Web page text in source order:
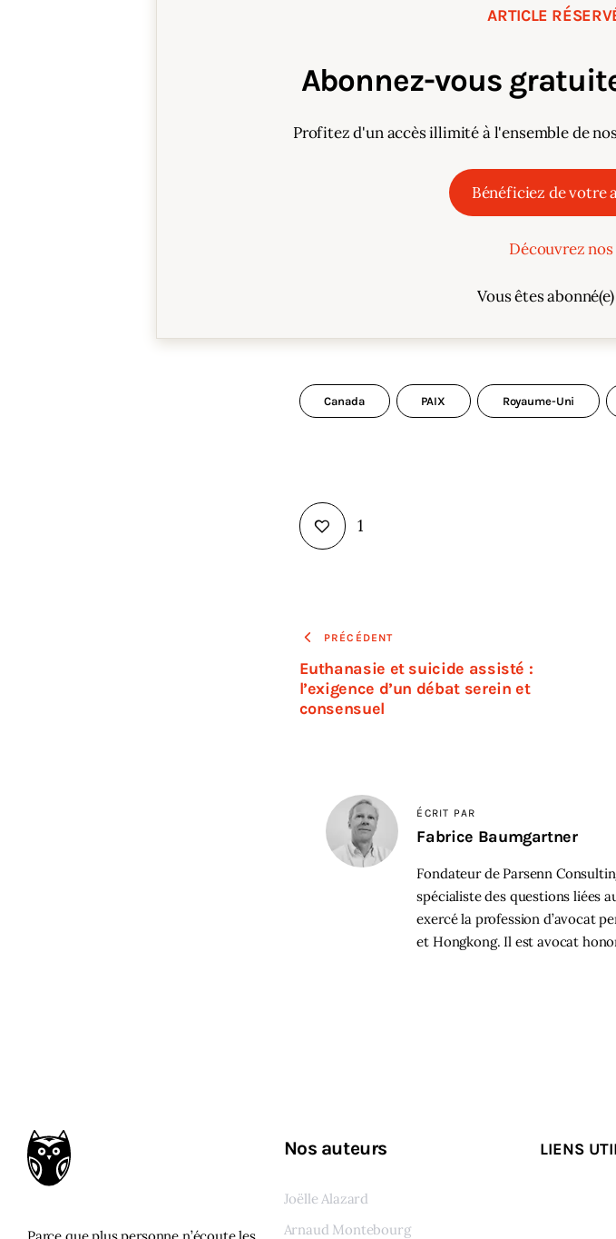
ARTICLE
Abonnez-vous
Profitez d'un accès illimité à l'ensemble de
Bénéficiez de votre
Découvrez
Vous êtes
Canada PAIX Royaume-Uni
1
PRÉCÉDENT
Euthanasie et suicide assisté :
l’exigence d’un débat serein et
consensuel
ÉCRIT PAR
Fabrice Baumgartner
Fondateur de Parsenn
spécialiste des questions liées
exercé la profession d’avocat
et Hongkong. Il est avocat
Parce que plus personne n’écoute les
Nos auteurs
Joëlle Alazard
Arnaud Montebourg
LIENS